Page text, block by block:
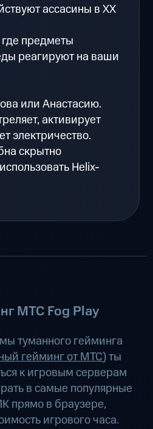
ассасины в XX
предметы
реагируют на ваши
или Анастасию.
активирует
электричество.
скрытно
Helix-
МТС Fog Play
туманного гейминга
гейминг от МТС) ты
к игровым серверам
в самые популярные
прямо в браузере,
игрового часа.